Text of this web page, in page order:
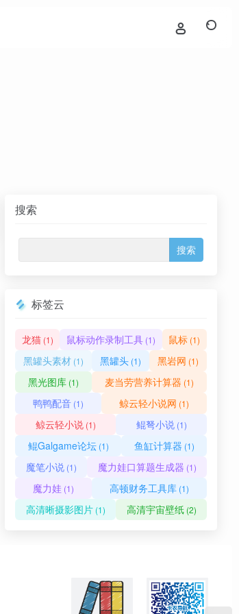
搜索
标签云
龙猫(1) 鼠标动作录制工具(1) 鼠标 (1)
黑罐头素材 (1) 黑罐头 (1) 黑岩网 (1)
黑光图库 (1) 麦当劳营养计算器 (1)
鸭鸭配音 (1) 鲸云轻小说网 (1)
鲸云轻小说(1) 鲲弩小说(1)
鲲Galgame论坛(1) 鱼缸计算器 (1)
魔笔小说(1) 魔力娃口算题生成器 (1)
魔力娃 (1) 高顿财务工具库 (1)
高清晰摄影图片(1) 高清宇宙壁纸(2)